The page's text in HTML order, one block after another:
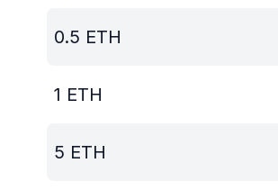
0.5 ETH
1 ETH
5 ETH